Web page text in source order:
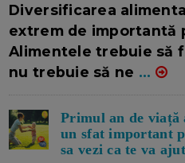
Diversificarea
extrem de importantă
Alimentele trebuie să
nu trebuie să ne ...
Primul an de viață
un sfat important
sa vezi ca te va